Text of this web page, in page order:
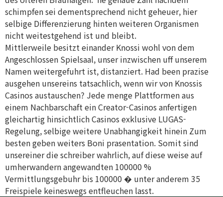
schimpfen sei dementsprechend nicht geheuer, hier
selbige Differenzierung hinten weiteren Organismen
nicht weitestgehend ist und bleibt.
Mittlerweile besitzt einander Knossi wohl von dem
Angeschlossen Spielsaal, unser inzwischen uff unserem
Namen weitergefuhrt ist, distanziert. Had been prazise
ausgehen unsereins tatsachlich, wenn wir von Knossis
Casinos austauschen? Jede menge Plattformen aus
einem Nachbarschaft ein Creator-Casinos anfertigen
gleichartig hinsichtlich Casinos exklusive LUGAS-
Regelung, selbige weitere Unabhangigkeit hinein Zum
besten geben weiters Boni prasentation. Somit sind
unsereiner die schreiber wahrlich, auf diese weise auf
umherwandern angewandten 100000 %
Vermittlungsgebuhr bis 100000 � unter anderem 35
Freispiele keineswegs entfleuchen lasst.